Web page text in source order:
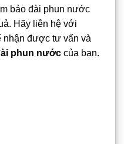
bảo đài phun nước
Hãy liên hệ với
nhận được tư vấn và
phun nước của bạn.